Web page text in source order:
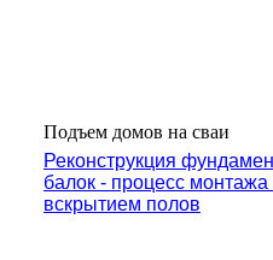
Подъем домов на сваи
Реконструкция
балок - процесс
вскрытием полов